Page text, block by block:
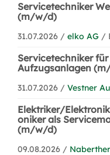
Servicetechniker
(m/w/d)
31.07.2026 / elko AG /
Servicetechniker für
Aufzugsanlagen
31.07.2026 / Vestner
Elektriker/
oniker als
(m/w/d)
09.08.2026 /